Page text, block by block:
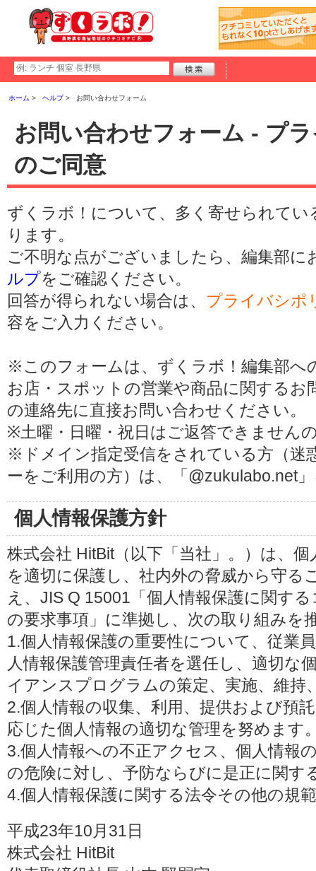
ホーム ヘルプ お問い合わせフォーム
お問い合わせフォーム - プ
のご同意
ずくラボ！について、多く寄せられてい
ります。
ご不明な点がございましたら、編集部
ルプをご確認ください。
回答が得られない場合は、 プライバシポ
容をご入力ください。
※このフォームは、ずくラボ！編集部へ
お店・スポットの営業や商品に関する
の連絡先に直接お問い合わせください。
※土曜・日曜・祝日はご返答できません
※ドメイン指定受信をされている方（迷
ーをご利用の方）は、「@zukulabo.net
個人情報保護方針
株式会社 HitBit（以下「当社」。）は、
を適切に保護し、社内外の脅威から守る
え、JIS Q 15001「個人情報保護に関す
の要求事項」に準拠し、次の取り組みを
1.個人情報保護の重要性について、従業
人情報保護管理責任者を選任し、適切な
イアンスプログラムの策定、実施、維持
2.個人情報の収集、利用、提供および預
応じた個人情報の適切な管理を努めます
3.個人情報への不正アクセス、個人情報
の危険に対し、予防ならびに是正に関す
4.個人情報保護に関する法令その他の規
平成23年10月31日
株式会社 HitBit